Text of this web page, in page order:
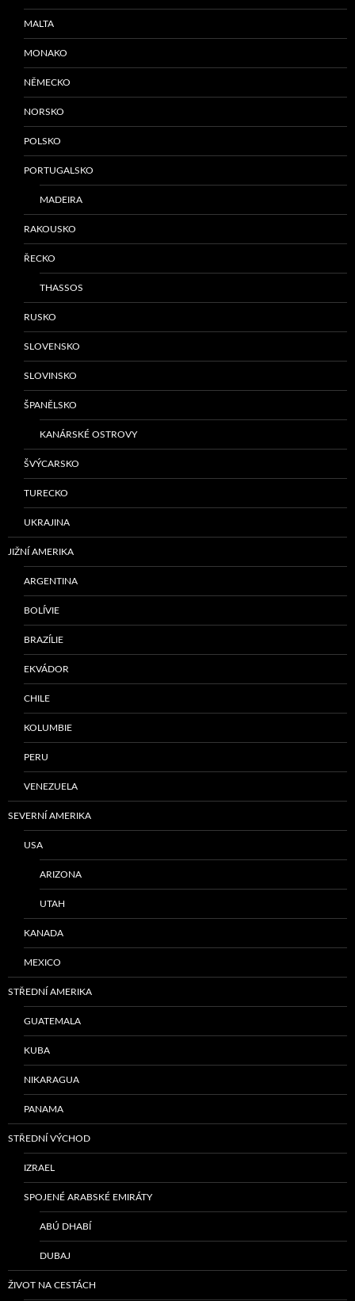
MALTA
MONAKO
NĚMECKO
NORSKO
POLSKO
PORTUGALSKO
MADEIRA
RAKOUSKO
ŘECKO
THASSOS
RUSKO
SLOVENSKO
SLOVINSKO
ŠPANĚLSKO
KANÁRSKÉ OSTROVY
ŠVÝCARSKO
TURECKO
UKRAJINA
JIŽNÍ AMERIKA
ARGENTINA
BOLÍVIE
BRAZÍLIE
EKVÁDOR
CHILE
KOLUMBIE
PERU
VENEZUELA
SEVERNÍ AMERIKA
USA
ARIZONA
UTAH
KANADA
MEXICO
STŘEDNÍ AMERIKA
GUATEMALA
KUBA
NIKARAGUA
PANAMA
STŘEDNÍ VÝCHOD
IZRAEL
SPOJENÉ ARABSKÉ EMIRÁTY
ABÚ DHABÍ
DUBAJ
ŽIVOT NA CESTÁCH